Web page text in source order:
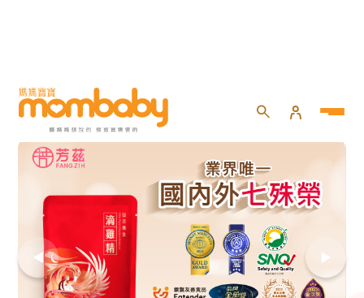
HOME >試用大隊 >媽咪界超好評｜芳茲日月養生滴
雞精